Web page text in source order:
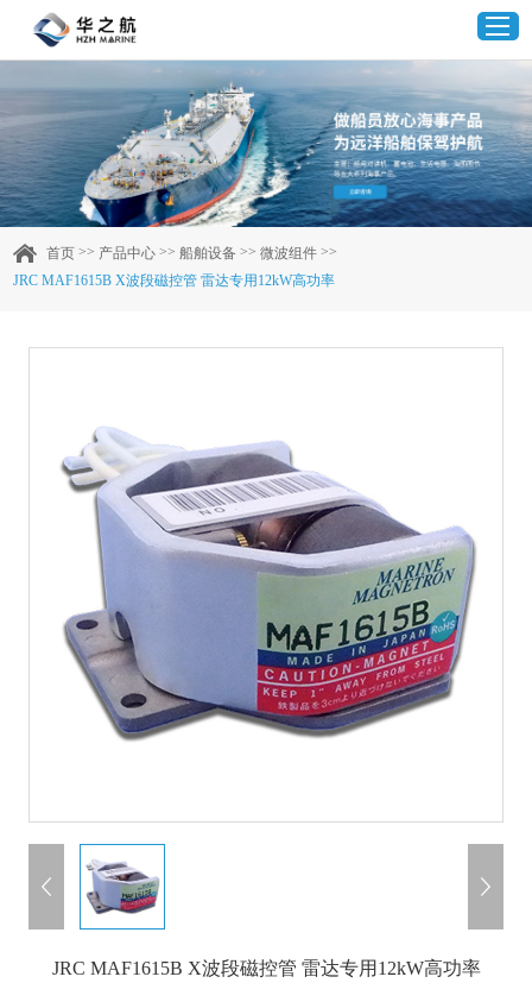
首页
产品中心
企业实力
客户案例
联系我们
首页 >> 产品中心 >>船舶设备 >>微波组件 >>
JRC MAF1615B X波段磁控管 雷达专用12kW高功率
JRC MAF1615B X波段磁控管 雷达专用12kW高功率